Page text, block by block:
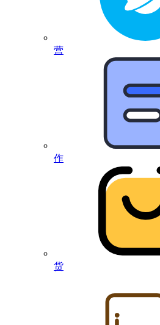
营
作
货